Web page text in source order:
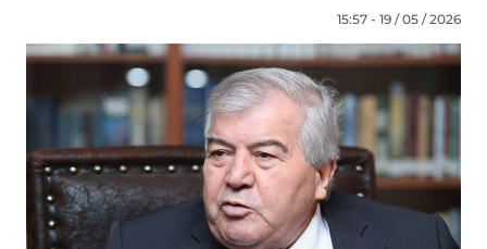
15:57 - 19 / 05 / 2026